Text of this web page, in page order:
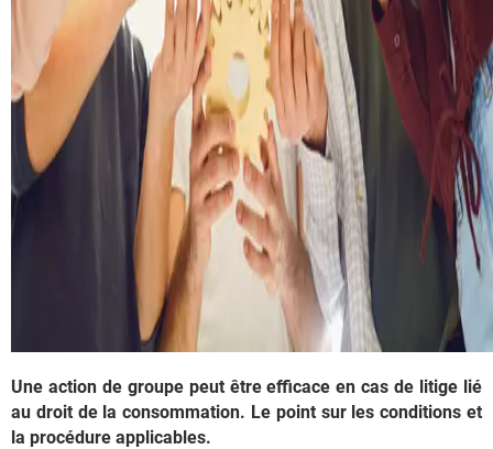
Une action de groupe peut être efficace en cas de litige lié
au droit de la consommation. Le point sur les conditions et
la procédure applicables.